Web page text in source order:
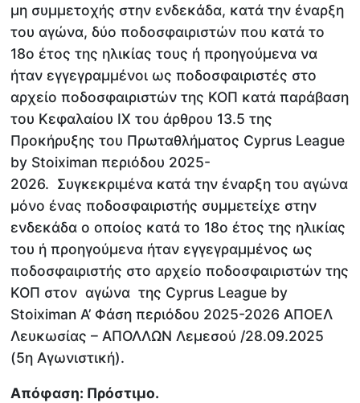
μη συμμετοχής στην ενδεκάδα, κατά την έναρξη
του αγώνα, δύο ποδοσφαιριστών που κατά το
18ο έτος της ηλικίας τους ή προηγούμενα να
ήταν εγγεγραμμένοι ως ποδοσφαιριστές στο
αρχείο ποδοσφαιριστών της ΚΟΠ κατά παράβαση
του Κεφαλαίου ΙΧ του άρθρου 13.5 της
Προκήρυξης του Πρωταθλήματος Cyprus League
by Stoiximan περιόδου 2025-
2026. Συγκεκριμένα κατά την έναρξη του αγώνα
μόνο ένας ποδοσφαιριστής συμμετείχε στην
ενδεκάδα ο οποίος κατά το 18ο έτος της ηλικίας
του ή προηγούμενα ήταν εγγεγραμμένος ως
ποδοσφαιριστής στο αρχείο ποδοσφαιριστών της
ΚΟΠ στον αγώνα της Cyprus League by
Stoiximan Α’ Φάση περιόδου 2025-2026 ΑΠΟΕΛ
Λευκωσίας – ΑΠΟΛΛΩΝ Λεμεσού /28.09.2025
(5η Αγωνιστική).
Απόφαση: Πρόστιμο.